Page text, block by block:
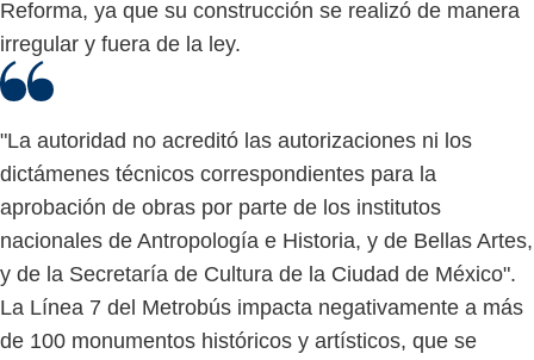
Reforma, ya que su construcción se realizó de manera
irregular y fuera de la ley.
"La autoridad no acreditó las autorizaciones ni los
dictámenes técnicos correspondientes para la
aprobación de obras por parte de los institutos
nacionales de Antropología e Historia, y de Bellas Artes,
y de la Secretaría de Cultura de la Ciudad de México".
La Línea 7 del Metrobús impacta negativamente a más
de 100 monumentos históricos y artísticos, que se